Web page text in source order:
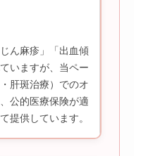
ん麻疹」「出血傾
いますが、当ペー
肝斑治療）でのオ
公的医療保険が適
提供しています。